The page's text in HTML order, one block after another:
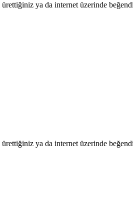
ya da internet üzerinde
ya da internet üzerinde